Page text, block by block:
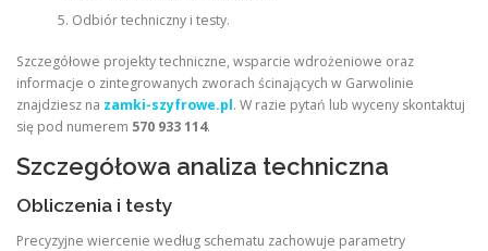
Odbiór techniczny i testy.
Szczegółowe projekty techniczne, wsparcie wdrożeniowe oraz
informacje o zintegrowanych zworach ścinających w Garwolinie
znajdziesz na zamki-szyfrowe.pl. W razie pytań lub wyceny skontaktuj
się pod numerem 570 933 114.
Szczegółowa analiza techniczna
Obliczenia i testy
Precyzyjne wiercenie według schematu zachowuje parametry